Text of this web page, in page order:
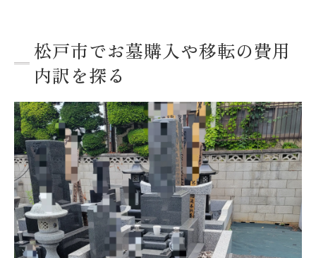
費用の違いを生む松戸市の霊園選びポイン
ト
千葉県上矢切で墓石移転を考える際のポイント
上矢切で墓石移転を進める際の注意点
松戸市 お墓購入と上矢切の霊園事情
千葉県上矢切で知っておきたい費用相場
墓石移転時に必要な松戸市の手続きと流れ
上矢切で選ぶ墓地の特徴と費用比較
費用を抑えた松戸市のお墓購入方法に迫る
松戸市でお墓購入や移転の費用
内訳を探る